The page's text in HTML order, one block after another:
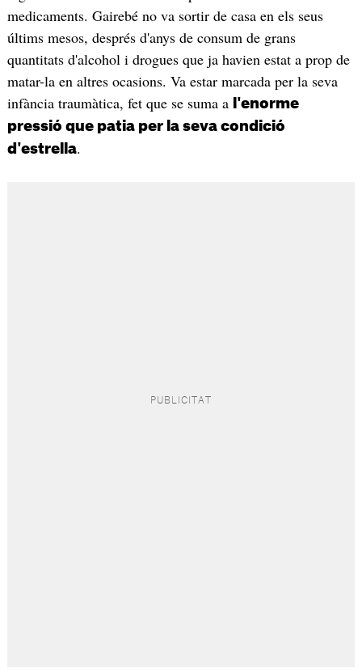
medicaments. Gairebé no va sortir de casa en els seus
últims mesos, després d'anys de consum de grans
quantitats d'alcohol i drogues que ja havien estat a prop de
matar-la en altres ocasions. Va estar marcada per la seva
infància traumàtica, fet que se suma a
l'enorme
pressió que patia per la seva condició
d'estrella.